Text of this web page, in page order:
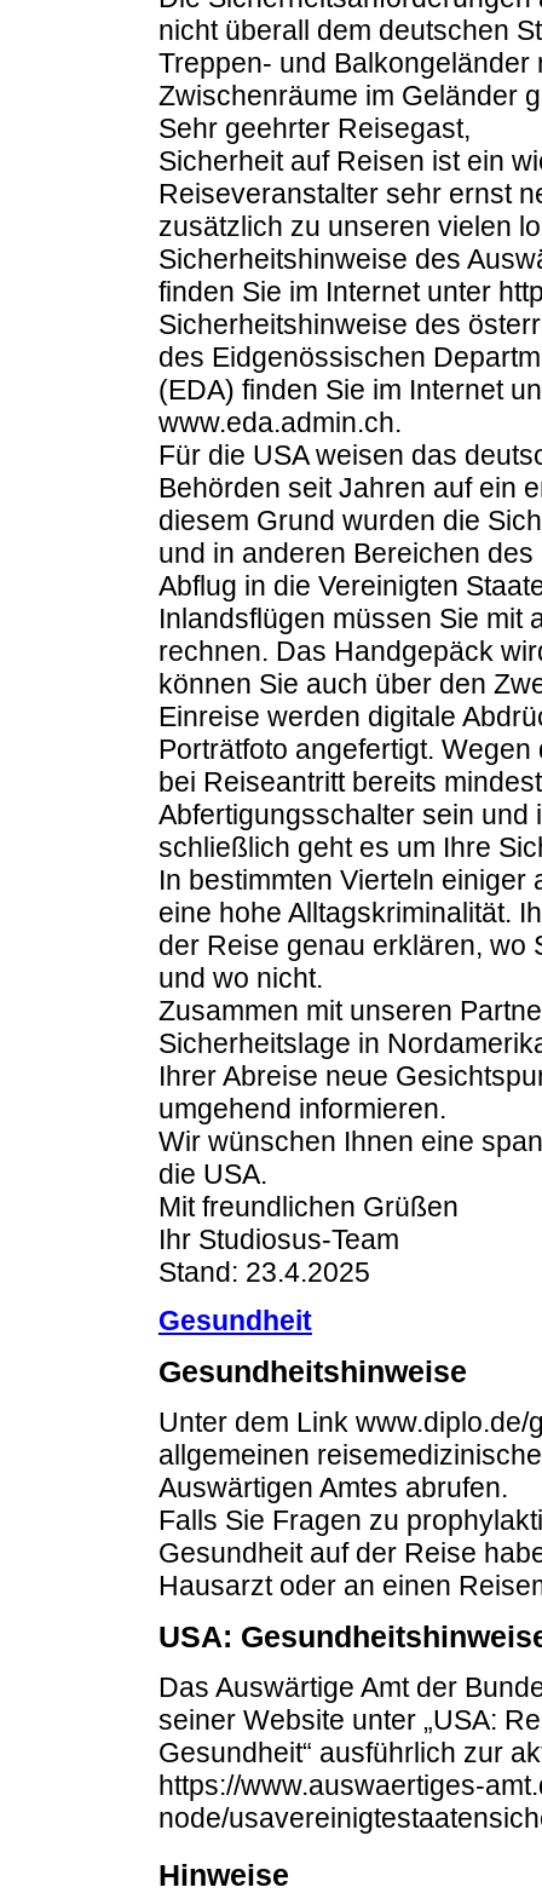
nicht überall dem deutschen
Treppen- und
Zwischenräume im Geländer
Sehr geehrter Reisegast,
Sicherheit auf Reisen ist ein
Reiseveranstalter sehr ernst
zusätzlich zu unseren vielen
Sicherheitshinweise des
finden Sie im Internet unter
Sicherheitshinweise des
des Eidgenössischen
(EDA) finden Sie im Internet
www.eda.admin.ch.
Für die USA weisen das
Behörden seit Jahren auf ein
diesem Grund wurden die
und in anderen Bereichen
Abflug in die Vereinigten
Inlandsflügen müssen Sie mit
rechnen. Das Handgepäck
können Sie auch über den
Einreise werden digitale
Porträtfoto angefertigt.
bei Reiseantritt bereits
Abfertigungsschalter sein und
schließlich geht es um Ihre
In bestimmten Vierteln
eine hohe Alltagskriminalität.
der Reise genau erklären, wo
und wo nicht.
Zusammen mit unseren
Sicherheitslage in
Ihrer Abreise neue
umgehend informieren.
Wir wünschen Ihnen eine
die USA.
Mit freundlichen Grüßen
Ihr Studiosus-Team
Stand: 23.4.2025
Gesundheit
Gesundheitshinweise
Unter dem Link
allgemeinen
Auswärtigen Amtes abrufen.
Falls Sie Fragen zu
Gesundheit auf der Reise
Hausarzt oder an einen
USA:
Das Auswärtige Amt der
seiner Website unter „USA:
Gesundheit“ ausführlich zur
https://www.auswaertiges-
node/
Hinweise